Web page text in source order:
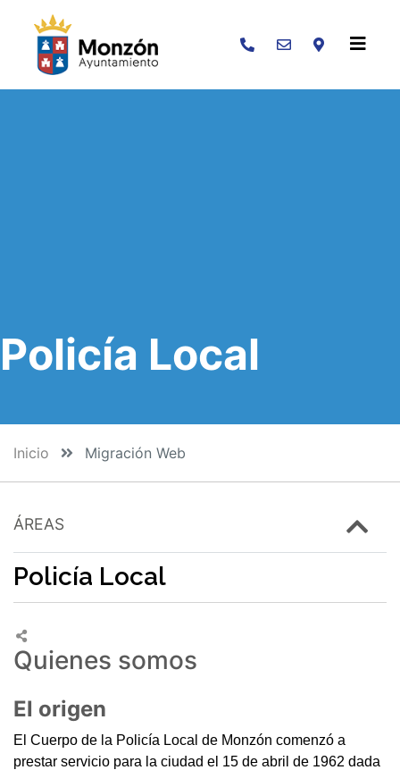
Buscar
Policía Local
Inicio Migración Web
ÁREAS
Policía Local
Quienes somos
El origen
El Cuerpo de la Policía Local de Monzón comenzó a
prestar servicio para la ciudad el 15 de abril de 1962 dada